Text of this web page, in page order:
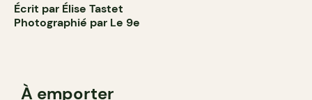
Écrit par Élise Tastet
Photographié par Le 9e
À emporter